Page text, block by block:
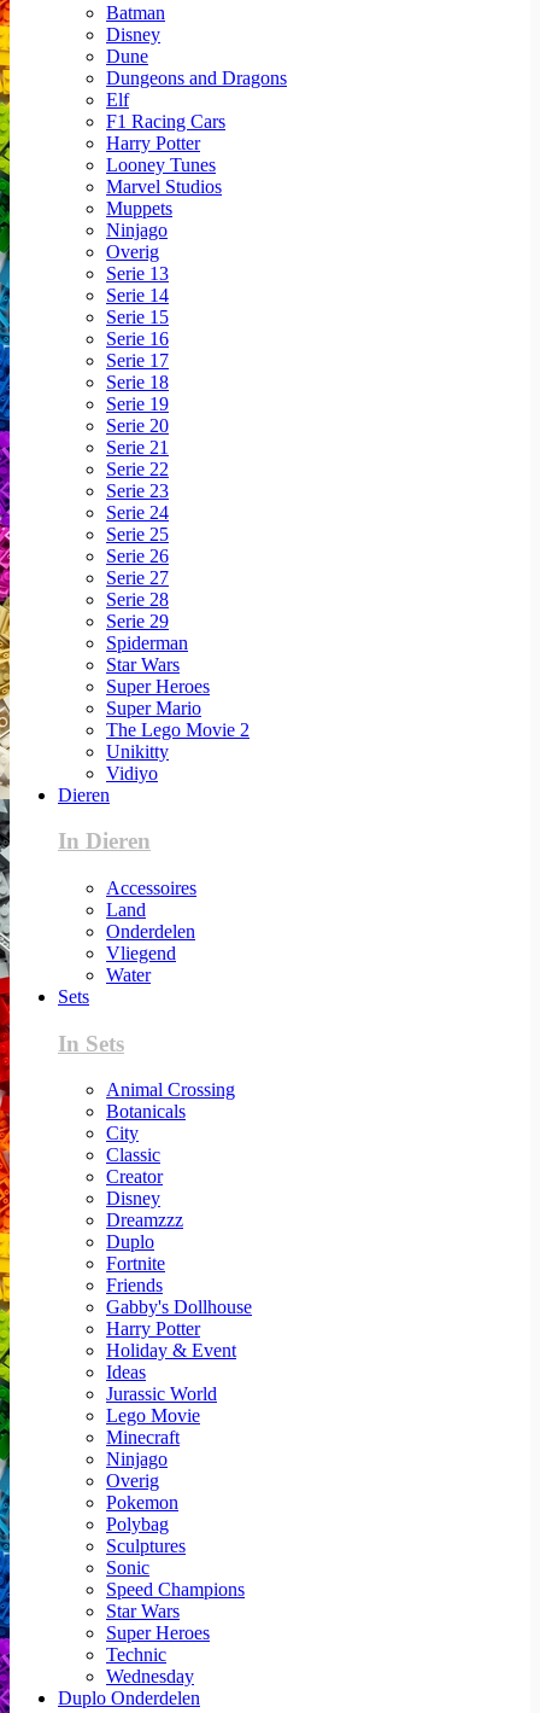
Batman
Disney
Dune
Dungeons and Dragons
Elf
F1 Racing Cars
Harry Potter
Looney Tunes
Marvel Studios
Muppets
Ninjago
Overig
Serie 13
Serie 14
Serie 15
Serie 16
Serie 17
Serie 18
Serie 19
Serie 20
Serie 21
Serie 22
Serie 23
Serie 24
Serie 25
Serie 26
Serie 27
Serie 28
Serie 29
Spiderman
Star Wars
Super Heroes
Super Mario
The Lego Movie 2
Unikitty
Vidiyo
Dieren
In Dieren
Accessoires
Land
Onderdelen
Vliegend
Water
Sets
In Sets
Animal Crossing
Botanicals
City
Classic
Creator
Disney
Dreamzzz
Duplo
Fortnite
Friends
Gabby's Dollhouse
Harry Potter
Holiday & Event
Ideas
Jurassic World
Lego Movie
Minecraft
Ninjago
Overig
Pokemon
Polybag
Sculptures
Sonic
Speed Champions
Star Wars
Super Heroes
Technic
Wednesday
Duplo Onderdelen